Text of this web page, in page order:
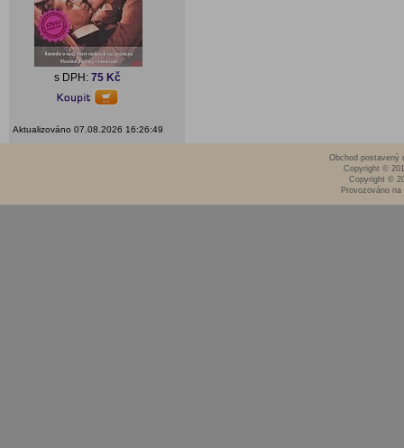
s DPH:75 Kč
Aktualizováno 07.08.2026 16:26:49
Obchod postavený
Copyright ©
Copyright ©
Provozováno